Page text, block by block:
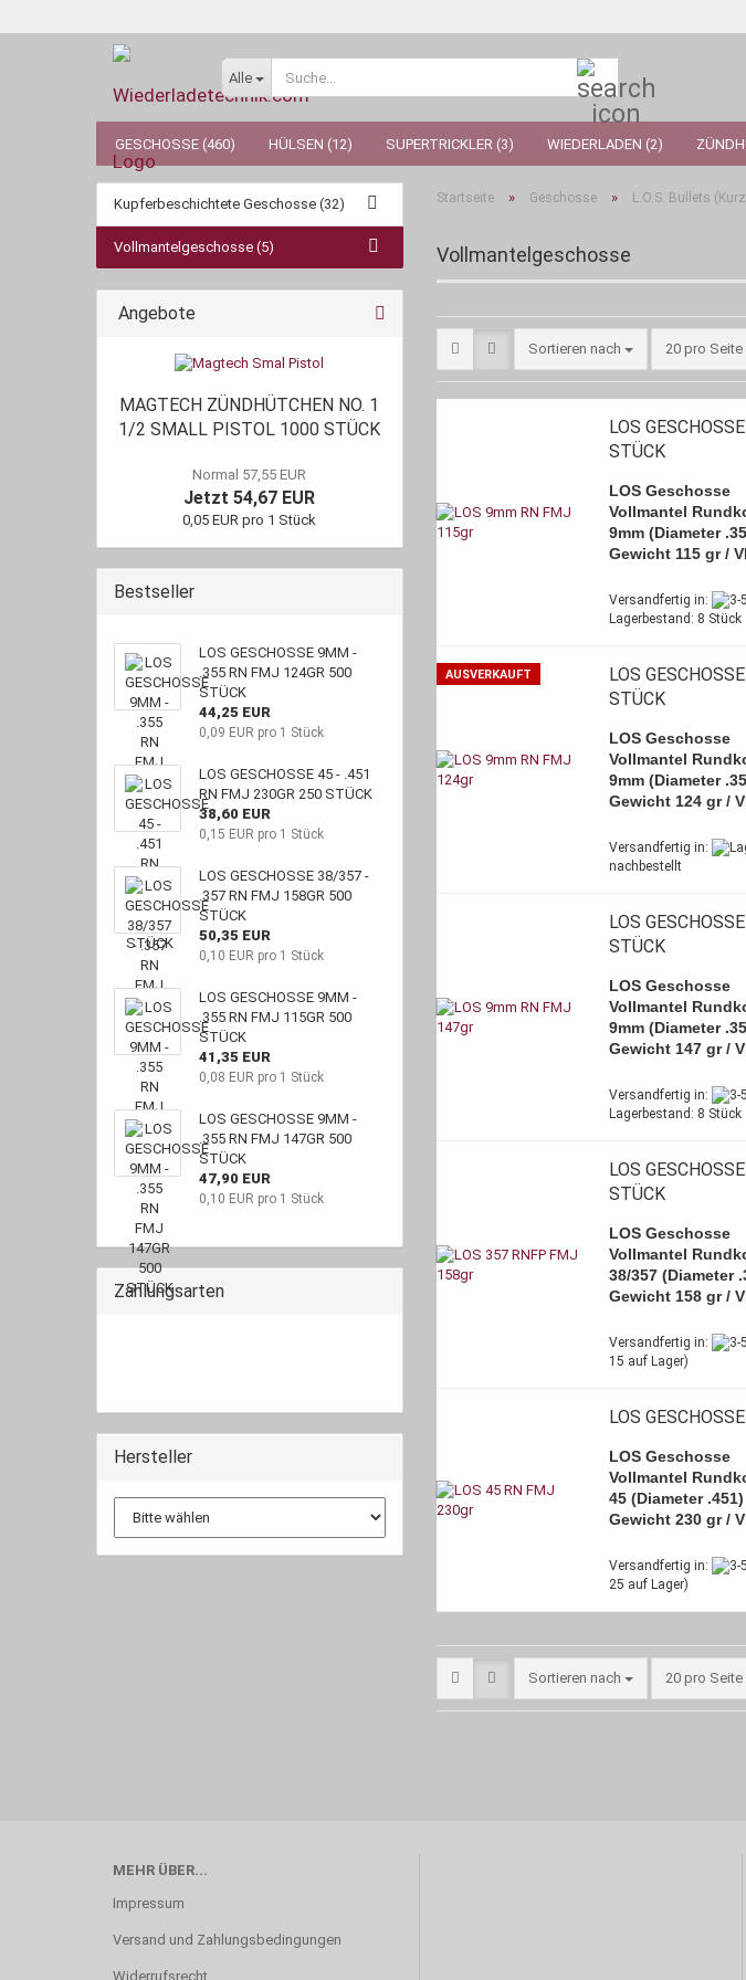
Alle
GESCHOSSE (460) HÜLSEN (12) SUPERTRICKLER (3) WIEDERLADEN (2)
Startseite » Geschosse » L.O.S. Bullets
Vollmantelgeschosse
Sortieren nach
Sortieren nach 20 pro Seite
pro Seite
LOS
STÜCK
LOS Geschosse
Vollmantel
9mm (Diameter
Gewicht 115 gr /
Versandfertig in:
Lagerbestand: 8 Stück
AUSVERKAUFT
LOS
STÜCK
LOS Geschosse
Vollmantel
9mm (Diameter
Gewicht 124 gr /
Versandfertig in:
nachbestellt
LOS
STÜCK
LOS Geschosse
Vollmantel
9mm (Diameter
Gewicht 147 gr /
Versandfertig in:
Lagerbestand: 8 Stück
LOS
STÜCK
LOS Geschosse
Vollmantel
38/357 (Diameter
Gewicht 158 gr /
Versandfertig in:
15 auf Lager)
LOS
LOS Geschosse
Vollmantel
45 (Diameter .451)
Gewicht 230 gr /
Versandfertig in:
25 auf Lager)
Sortieren nach
Sortieren nach 20 pro Seite
pro Seite
Kupferbeschichtete Geschosse (32)
Vollmantelgeschosse (5)
Angebote
MAGTECH ZÜNDHÜTCHEN NO. 1
1/2 SMALL PISTOL 1000 STÜCK
Normal 57,55 EUR
Jetzt 54,67 EUR
0,05 EUR pro 1 Stück
Bestseller
LOS GESCHOSSE 9MM -
.355 RN FMJ 124GR 500
STÜCK
44,25 EUR
0,09 EUR pro 1 Stück
LOS GESCHOSSE 45 - .451
RN FMJ 230GR 250 STÜCK
38,60 EUR
0,15 EUR pro 1 Stück
LOS GESCHOSSE 38/357 -
.357 RN FMJ 158GR 500
STÜCK
50,35 EUR
0,10 EUR pro 1 Stück
LOS GESCHOSSE 9MM -
.355 RN FMJ 115GR 500
STÜCK
41,35 EUR
0,08 EUR pro 1 Stück
LOS GESCHOSSE 9MM -
.355 RN FMJ 147GR 500
STÜCK
47,90 EUR
0,10 EUR pro 1 Stück
Zahlungsarten
Hersteller
MEHR ÜBER...
Impressum
Versand und Zahlungsbedingungen
Widerrufsrecht